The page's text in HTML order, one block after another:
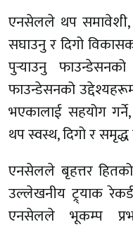
एनसेलले थप समावेशी,
सघाउनु र दिगो
पुर्‍याउनु
फाउन्डेसनको
भएकालाई सहयोग
थप स्वस्थ, दिगो र
एनसेलले बृहत्तर
उल्लेखनीय ट्र्याक
एनसेलले भूकम्प